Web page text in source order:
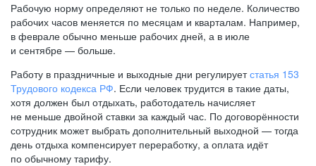
Рабочую норму определяют не только по неделе. Количество
рабочих часов меняется по месяцам и кварталам. Например,
в феврале обычно меньше рабочих дней, а в июле
и сентябре — больше.
Работу в праздничные и выходные дни регулируетстатья 153
Трудового кодекса РФ. Если человек трудится в такие даты,
хотя должен был отдыхать, работодатель начисляет
не меньше двойной ставки за каждый час. По договорённости
сотрудник может выбрать дополнительный выходной — тогда
день отдыха компенсирует переработку, а оплата идёт
по обычному тарифу.